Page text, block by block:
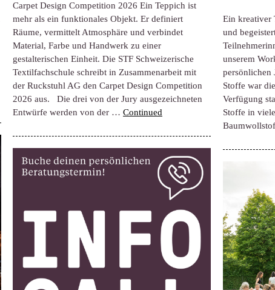
Carpet Design Competition 2026 Ein Teppich ist
mehr als ein funktionales Objekt. Er definiert
Räume, vermittelt Atmosphäre und verbindet
Material, Farbe und Handwerk zu einer
gestalterischen Einheit. Die STF Schweizerische
Textilfachschule schreibt in Zusammenarbeit mit
der Ruckstuhl AG den Carpet Design Competition
2026 aus. Die drei von der Jury ausgezeichneten
Entwürfe werden von der … Continued
Ein kreativer
und
unserem
persönlichen
Stoffe war
Verfügung
Stoffe in